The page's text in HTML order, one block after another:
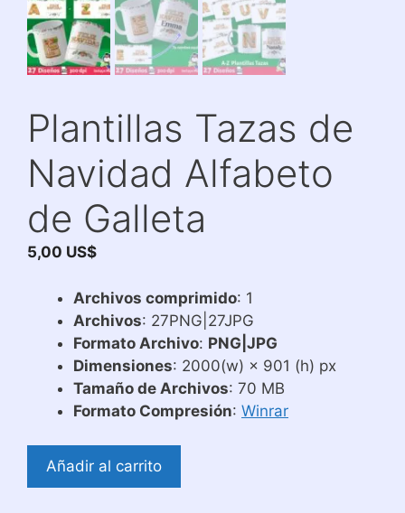
Plantillas Tazas de
Navidad Alfabeto
de Galleta
5,00 US$
Archivos comprimido: 1
Archivos: 27PNG|27JPG
Formato Archivo: PNG|JPG
Dimensiones: 2000(w) × 901 (h) px
Tamaño de Archivos: 70 MB
Formato Compresión: Winrar
Plantillas
Tazas
Añadir al carrito